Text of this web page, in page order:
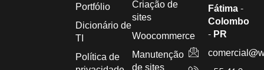
Portfólio
Dicionário de
TI
Política de
Criação de
sites
Woocommerce
Manutenção
Fátima -
Colombo
- PR